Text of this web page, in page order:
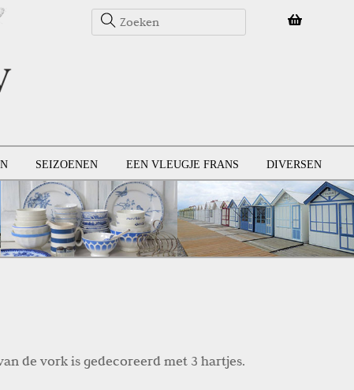
SEIZOENEN EEN VLEUGJE FRANS DIVERSEN
de vork is gedecoreerd met 3 hartjes.